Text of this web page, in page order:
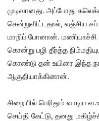
முடிவானது. அப்போது
சென்றுவிட்டதால், எஞ்சிய
மாறிப் போனான்.
கொன்று பழி தீர்த்த
கொண்டு தன் உயிரை இந்த
ஆகுதியாக்கினான்.
சிறையில் பெரிதும் வாடிய
செய்தி கேட்டு, தனது